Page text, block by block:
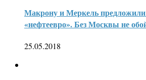
Макрону и Меркель предложили
«нефтеевро». Без Москвы не
25.05.2018